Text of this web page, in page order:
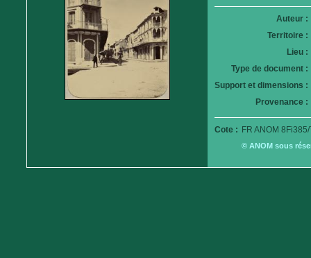
Auteur :
Territoire :
Lieu :
Type de document :
Support et dimensions :
Provenance :
Cote : FR ANOM
© ANOM sous